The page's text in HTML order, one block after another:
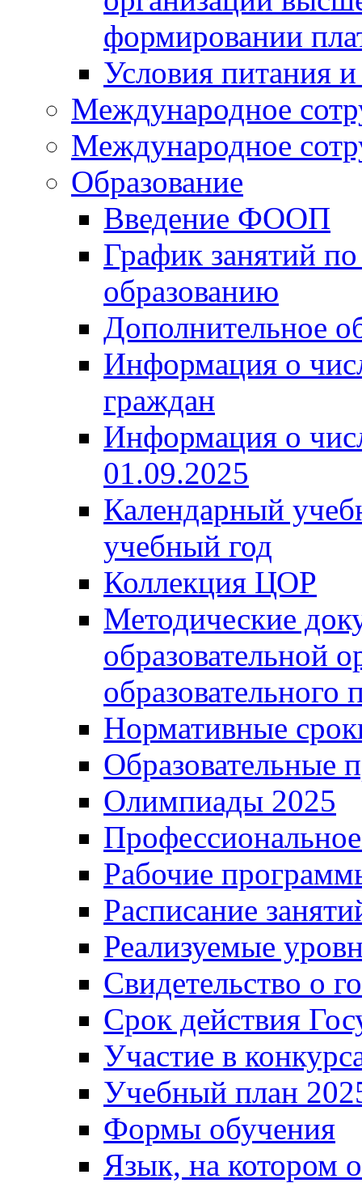
формировании
Условия питания
Международное
Международное
Образование
Введение ФООП
График занятий
образованию
Дополнительное
Информация о
граждан
Информация о
01.09.2025
Календарный
учебный год
Коллекция ЦОР
Методические
образовательной
образовательного
Нормативные
Образовательные
Олимпиады 2025
Рабочие
Расписание
Реализуемые
Свидетельство о
Срок действия
Участие в
Учебный план
Формы обучения
Язык, на котором